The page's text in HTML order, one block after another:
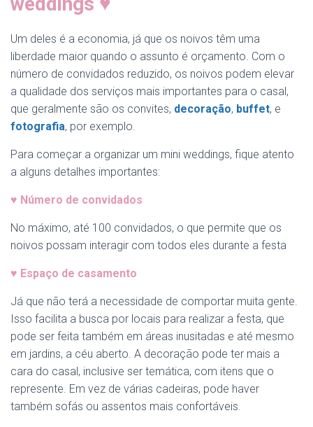
Um deles é a economia, já que os noivos têm uma
liberdade maior quando o assunto é orçamento. Com o
número de convidados reduzido, os noivos podem elevar
a qualidade dos serviços mais importantes para o casal,
que geralmente são os convites, decoração, buffet, e
fotografia, por exemplo.
Para começar a organizar um mini weddings, fique atento
a alguns detalhes importantes:
♥ Número de convidados
No máximo, até 100 convidados, o que permite que os
noivos possam interagir com todos eles durante a festa
♥ Espaço de casamento
Já que não terá a necessidade de comportar muita gente.
Isso facilita a busca por locais para realizar a festa, que
pode ser feita também em áreas inusitadas e até mesmo
em jardins, a céu aberto. A decoração pode ter mais a
cara do casal, inclusive ser temática, com itens que o
represente. Em vez de várias cadeiras, pode haver
também sofás ou assentos mais confortáveis.